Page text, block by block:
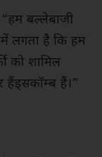
बल्लेबाजी
लगता है कि हम
को शामिल
हैंड्सकॉम्ब हैं।”